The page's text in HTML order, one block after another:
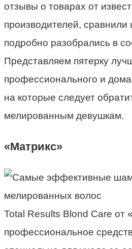
отзывы о товарах от
производителей,
подробно разобрались в
Представляем пятерку
профессионального и
на которые следует
мелированным девушкам.
«Матрикс»
Total Results Blond Care от
профессиональное